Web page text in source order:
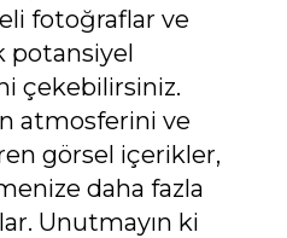
fotoğraflar ve
potansiyel
çekebilirsiniz.
atmosferini ve
görsel içerikler,
daha fazla
Unutmayın ki